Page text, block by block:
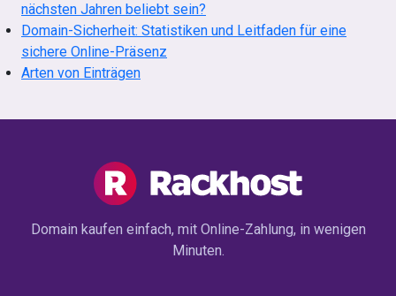
nächsten Jahren beliebt sein?
Domain-Sicherheit: Statistiken und Leitfaden für eine
sichere Online-Präsenz
Arten von Einträgen
Domain kaufen einfach, mit Online-Zahlung, in wenigen
Minuten.